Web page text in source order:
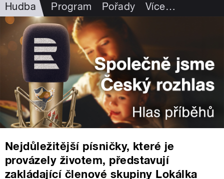
Hudba Program Pořady Více…
Nejdůležitější písničky, které je
provázely životem, představují
zakládající členové skupiny Lokálka